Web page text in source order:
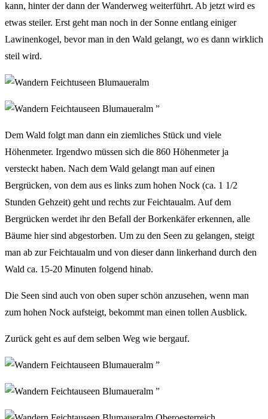
kann, hinter der dann der Wanderweg weiterführt. Ab jetzt wird es
etwas steiler. Erst geht man noch in der Sonne entlang einiger
Lawinenkogel, bevor man in den Wald gelangt, wo es dann wirklich
steil wird.
Dem Wald folgt man dann ein ziemliches Stück und viele
Höhenmeter. Irgendwo müssen sich die 860 Höhenmeter ja
versteckt haben. Nach dem Wald gelangt man auf einen
Bergrücken, von dem aus es links zum hohen Nock (ca. 1 1/2
Stunden Gehzeit) geht und rechts zur Feichtaualm. Auf dem
Bergrücken werdet ihr den Befall der Borkenkäfer erkennen, alle
Bäume hier sind abgestorben. Um zu den Seen zu gelangen, steigt
man ab zur Feichtaualm und von dieser dann linkerhand durch den
Wald ca. 15-20 Minuten folgend hinab.
Die Seen sind auch von oben super schön anzusehen, wenn man
zum hohen Nock aufsteigt, bekommt man einen tollen Ausblick.
Zurück geht es auf dem selben Weg wie bergauf.